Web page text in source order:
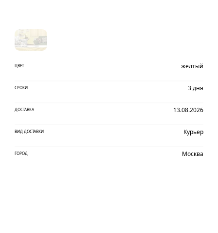
ЦВЕТ желтый
СРОКИ 3 дня
ДОСТАВКА 13.08.2026
ВИД ДОСТАВКИ Курьер
ГОРОД Москва